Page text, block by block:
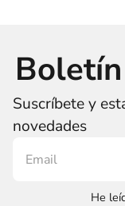
Suscríbete y
novedades
He